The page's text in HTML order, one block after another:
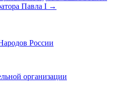
Павла I →
организации